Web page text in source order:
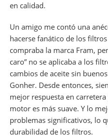
en calidad.
Un amigo me contó una
hacerse fanático de los
compraba la marca Fram,
caro” no se aplicaba a los
cambios de aceite sin
Gonher. Desde entonces,
mejor respuesta en
motor es más suave. Y lo
problemas significativos, lo
durabilidad de los filtros.